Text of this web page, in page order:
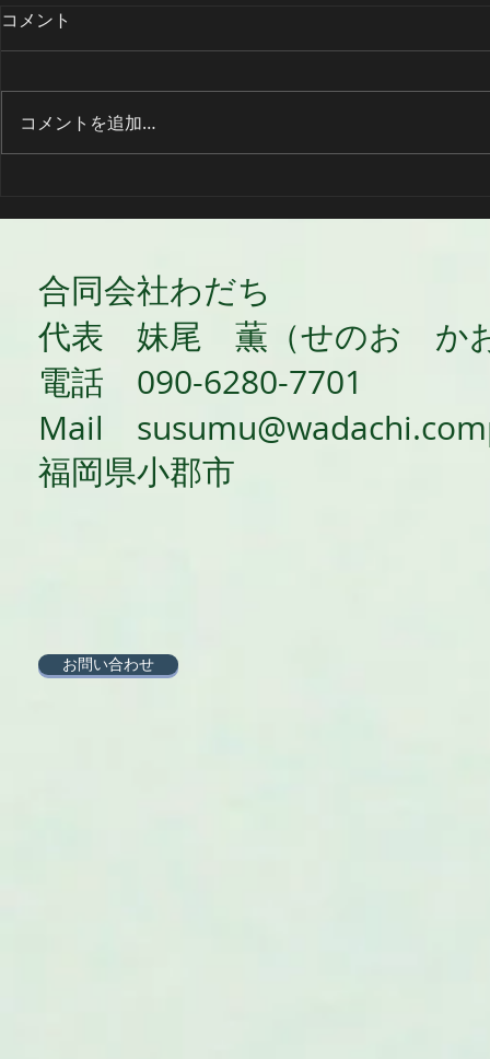
格！
再挑戦（高
コメント
コメントを追加…
​合同会社わだち
代表 妹尾 薫（せのお か
電話 090-6280-7701
​Mail
​福岡県小郡市
お問い合わせ